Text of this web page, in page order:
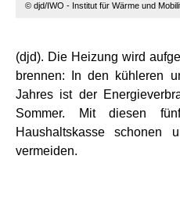
© djd/IWO - Institut für Wärme und
(djd). Die Heizung wird
brennen: In den kühleren
Jahres ist der
Sommer. Mit diesen
Haushaltskasse schonen
vermeiden.